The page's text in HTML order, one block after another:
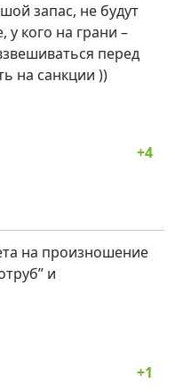
запас, не будут
у кого на грани –
перед
на санкции ))
на произношение
и